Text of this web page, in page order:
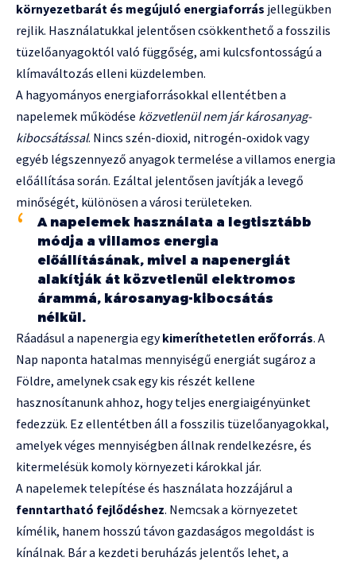
környezetbarát és megújuló energiaforrás jellegükben
rejlik. Használatukkal jelentősen csökkenthető a fosszilis
tüzelőanyagoktól való függőség, ami kulcsfontosságú a
klímaváltozás elleni küzdelemben.
A hagyományos energiaforrásokkal ellentétben a
napelemek működése közvetlenül nem jár károsanyag-
kibocsátással. Nincs szén-dioxid, nitrogén-oxidok vagy
egyéb légszennyező anyagok termelése a villamos energia
előállítása során. Ezáltal jelentősen javítják a levegő
minőségét, különösen a városi területeken.
A napelemek használata a legtisztább
módja a villamos energia
előállításának, mivel a napenergiát
alakítják át közvetlenül elektromos
árammá, károsanyag-kibocsátás
nélkül.
Ráadásul a napenergia egykimeríthetetlen erőforrás. A
Nap naponta hatalmas mennyiségű energiát sugároz a
Földre, amelynek csak egy kis részét kellene
hasznosítanunk ahhoz, hogy teljes energiaigényünket
fedezzük. Ez ellentétben áll a fosszilis tüzelőanyagokkal,
amelyek véges mennyiségben állnak rendelkezésre, és
kitermelésük komoly környezeti károkkal jár.
A napelemek telepítése és használata hozzájárul a
fenntartható fejlődéshez. Nemcsak a környezetet
kímélik, hanem hosszú távon gazdaságos megoldást is
kínálnak. Bár a kezdeti beruházás jelentős lehet, a